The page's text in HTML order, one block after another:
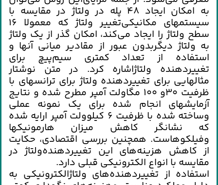
به‌ امكان‌ ايجاد 48 پله‌ در ولتاژ در مقايسه‌ با
سيستمهاي‌ مكانيكي‌تغيير ولتاژ كه‌ معمولا 16
سطح‌ ولتاژ را ايجاد مي‌كند، امكان‌ گذر از يك‌ ولتاژ
به‌ ولتاژ ديگربدون‌ عبور از مقادير مياني‌ آنها و
استفاده‌ از تعداد كمتري‌ سيم‌پيچ‌ براي‌
تغييردهنده‌ ولتاژاشاره‌ كرد. در متن‌ نوشتار
مثالهايي‌ براي‌ تغييردهنده‌ ولتاژ براي‌ ترانسهاي‌ با
ظرفيت‌ 30و 100 مگاولت‌ آمپر مطرح‌ شده‌ و نتايج‌
آزمايشهاي‌ انجام‌ شده‌ براي‌ يك‌ نمونه‌ عملي‌
وساخته‌ شده‌ با ظرفيت‌ 6 كيلوولت‌ آمپر ارايه‌ شده‌
كه‌ نشانگر كاهش‌ ميزان‌ هارمونيكها
وفيلكوهاست‌. همچنين‌ بررسي‌ اقتصادي‌، حكايت‌
از كاهش‌ هزينه‌هاي‌ اين‌ تغييردهنده‌ولتاژ در
مقايسه‌ با انواع‌ الكترونيكي‌ قبلي‌ دارد.
استفاده‌ از تغييردهنده‌هاي‌ ولتاژالكترونيكي‌ به‌